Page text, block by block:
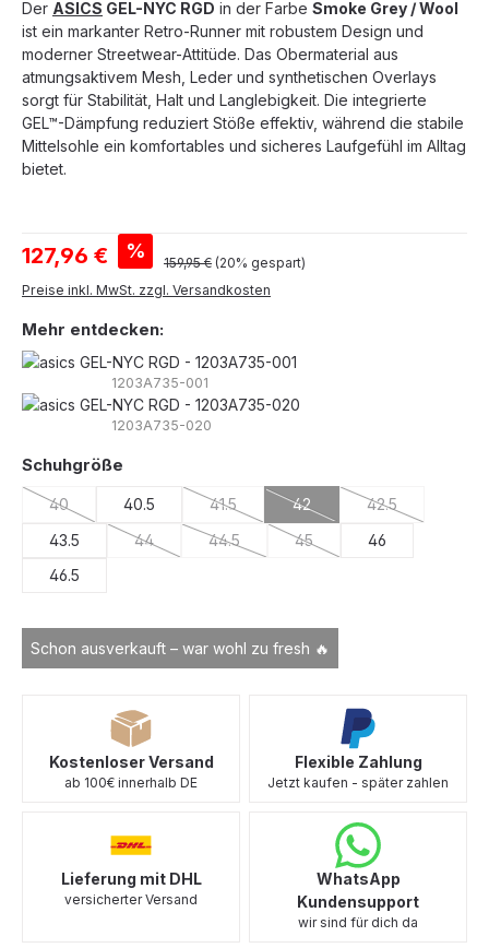
Der ASICS GEL-NYC RGD in der Farbe Smoke Grey / Wool
ist ein markanter Retro-Runner mit robustem Design und
moderner Streetwear-Attitüde. Das Obermaterial aus
atmungsaktivem Mesh, Leder und synthetischen Overlays
sorgt für Stabilität, Halt und Langlebigkeit. Die integrierte
GEL™-Dämpfung reduziert Stöße effektiv, während die stabile
Mittelsohle ein komfortables und sicheres Laufgefühl im Alltag
bietet.
Verkaufspreis:
127,96 € % Regulärer Preis:
159,95 € (20% gespart)
Preise inkl. MwSt. zzgl. Versandkosten
Schon ausverkauft – war wohl zu fresh 🔥
Mehr entdecken:
1203A735-001
1203A735-020
Schuhgröße
40
(Diese Option ist zurzeit nicht verfügbar.)
40.5 41.5
(Diese Option ist zurzeit nicht verfügbar.)
42
(Diese Option ist zurzeit
42.5
(Diese Option
43.5 44
(Diese Option ist zurzeit nicht verfügbar.)
44.5
(Diese Option ist zurzeit nicht verfügbar.)
45
(Diese Option ist zurzeit
46
46.5
Kostenloser Versand
ab 100€ innerhalb DE
Flexible Zahlung
Jetzt kaufen - später zahlen
Lieferung mit DHL
versicherter Versand
WhatsApp
Kundensupport
wir sind für dich da